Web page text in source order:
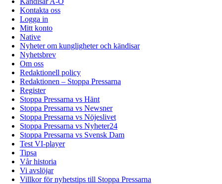
Kontakta oss
Logga in
Mitt konto
Native
Nyheter om kungligheter och kändisar
Nyhetsbrev
Om oss
Redaktionell policy
Redaktionen – Stoppa Pressarna
Register
Stoppa Pressarna vs Hänt
Stoppa Pressarna vs Newsner
Stoppa Pressarna vs Nöjeslivet
Stoppa Pressarna vs Nyheter24
Stoppa Pressarna vs Svensk Dam
Test VI-player
Tipsa
Vår historia
Vi avslöjar
Villkor för nyhetstips till Stoppa Pressarna